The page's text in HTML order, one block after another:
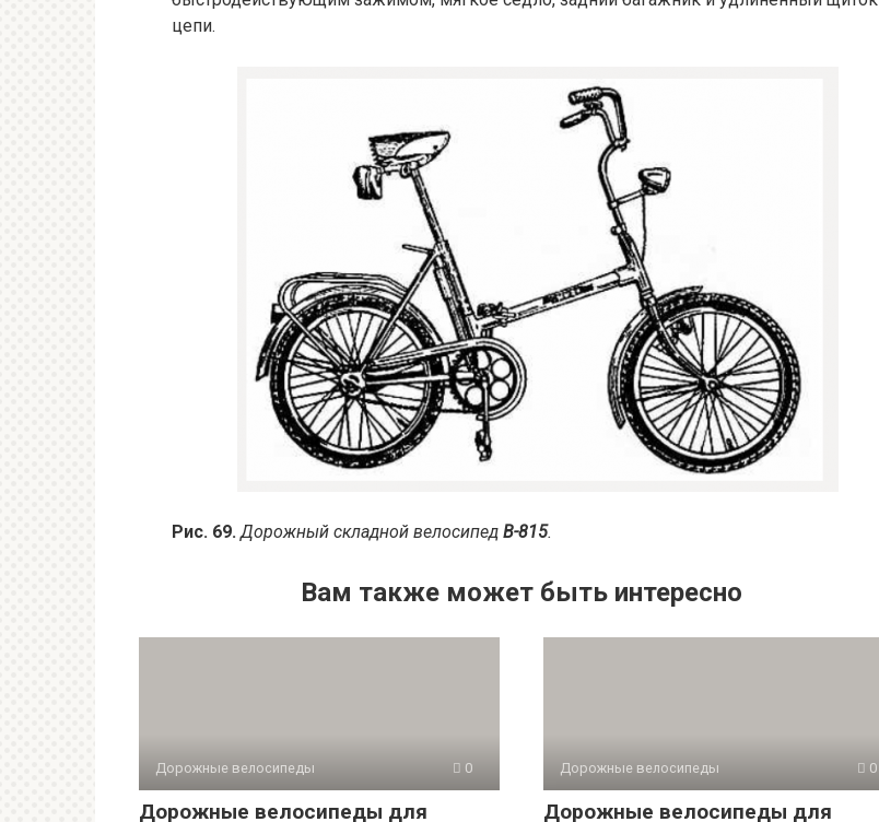
цепи.
Рис. 69. Дорожный складной велосипед В-815.
Вам также может быть интересно
Дорожные велосипеды 0
Дорожные велосипеды для
Дорожные велосипеды 0
Дорожные велосипеды для